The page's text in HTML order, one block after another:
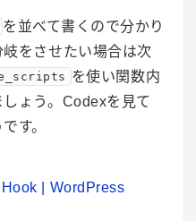
を並べて書くので分かり
をさせたい場合は次
を使い関数内
ょう。Codexを見て
す。
| WordPress